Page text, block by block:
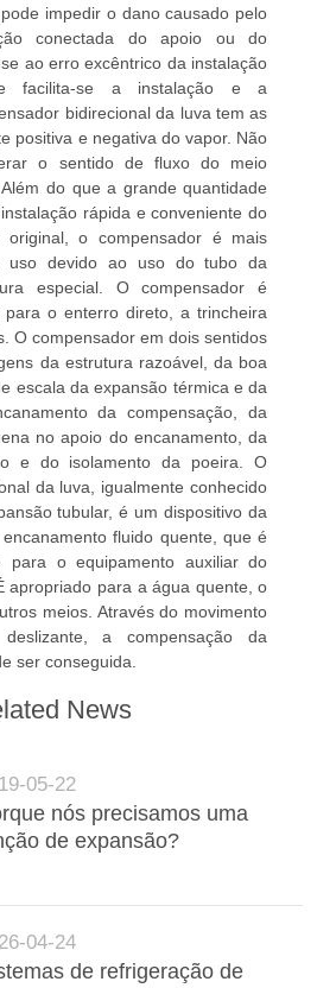
impedir o dano causado pelo
conectada do apoio ou do
ao erro excêntrico da instalação
facilita-se a instalação e a
bidirecional da luva tem as
positiva e negativa do vapor. Não
o sentido de fluxo do meio
do que a grande quantidade
rápida e conveniente do
original, o compensador é mais
uso devido ao uso do tubo da
especial. O compensador é
para o enterro direto, a trincheira
O compensador em dois sentidos
da estrutura razoável, da boa
escala da expansão térmica e da
da compensação, da
no apoio do encanamento, da
e do isolamento da poeira. O
da luva, igualmente conhecido
tubular, é um dispositivo da
fluido quente, que é
para o equipamento auxiliar do
apropriado para a água quente, o
meios. Através do movimento
a compensação da
ser conseguida.
News
05-22
nós precisamos uma
de expansão?
04-24
de refrigeração de